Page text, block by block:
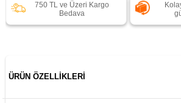
750 TL ve Üzeri Kargo
Bedava
ÜRÜN ÖZELLIKLERI